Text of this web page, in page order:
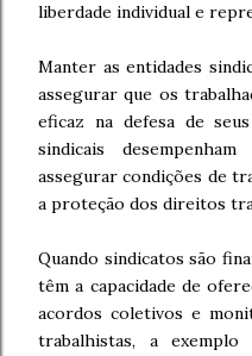
liberdade individual e
Manter as entidades
assegurar que os
eficaz na defesa de
sindicais
assegurar condições de
a proteção dos direitos
Quando sindicatos são
têm a capacidade de
acordos coletivos e
trabalhistas, a